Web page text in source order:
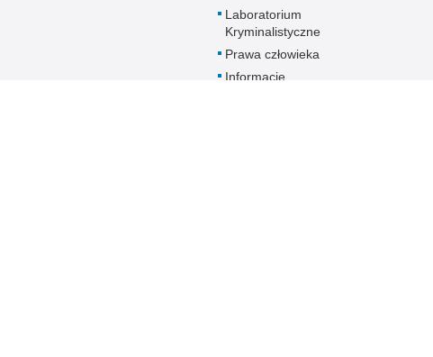
Laboratorium
Kryminalistyczne
Prawa człowieka
Informacje